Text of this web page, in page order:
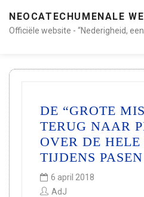
NEOCATECHUMENALE
Officiële website - “Nederigheid,
DE “GROTE
TERUG NAAR
OVER DE HELE
TIJDENS PASEN
6 april 2018
AdJ